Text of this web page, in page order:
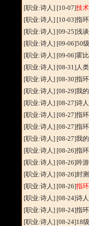
[职业:诗人] [10-07]技
[职业:诗人] [10-03]指
[职业:诗人] [09-25]浅
[职业:诗人] [09-06]50
[职业:诗人] [09-06]霍
[职业:诗人] [08-31]人
[职业:诗人] [08-30]指
[职业:诗人] [08-29]我
[职业:诗人] [08-27]诗
[职业:诗人] [08-27]指
[职业:诗人] [08-27]指
[职业:诗人] [08-27]我
[职业:诗人] [08-26]指
[职业:诗人] [08-26]吟
[职业:诗人] [08-26]封
[职业:诗人] [08-26]指
[职业:诗人] [08-24]诗
[职业:诗人] [08-24]指
[职业:诗人] [08-24]18